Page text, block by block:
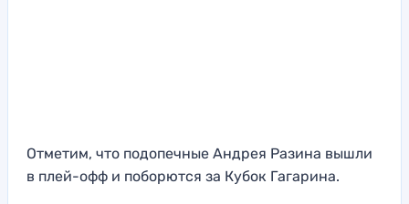
Отметим, что подопечные Андрея Разина вышли
в плей-офф и поборются за Кубок Гагарина.